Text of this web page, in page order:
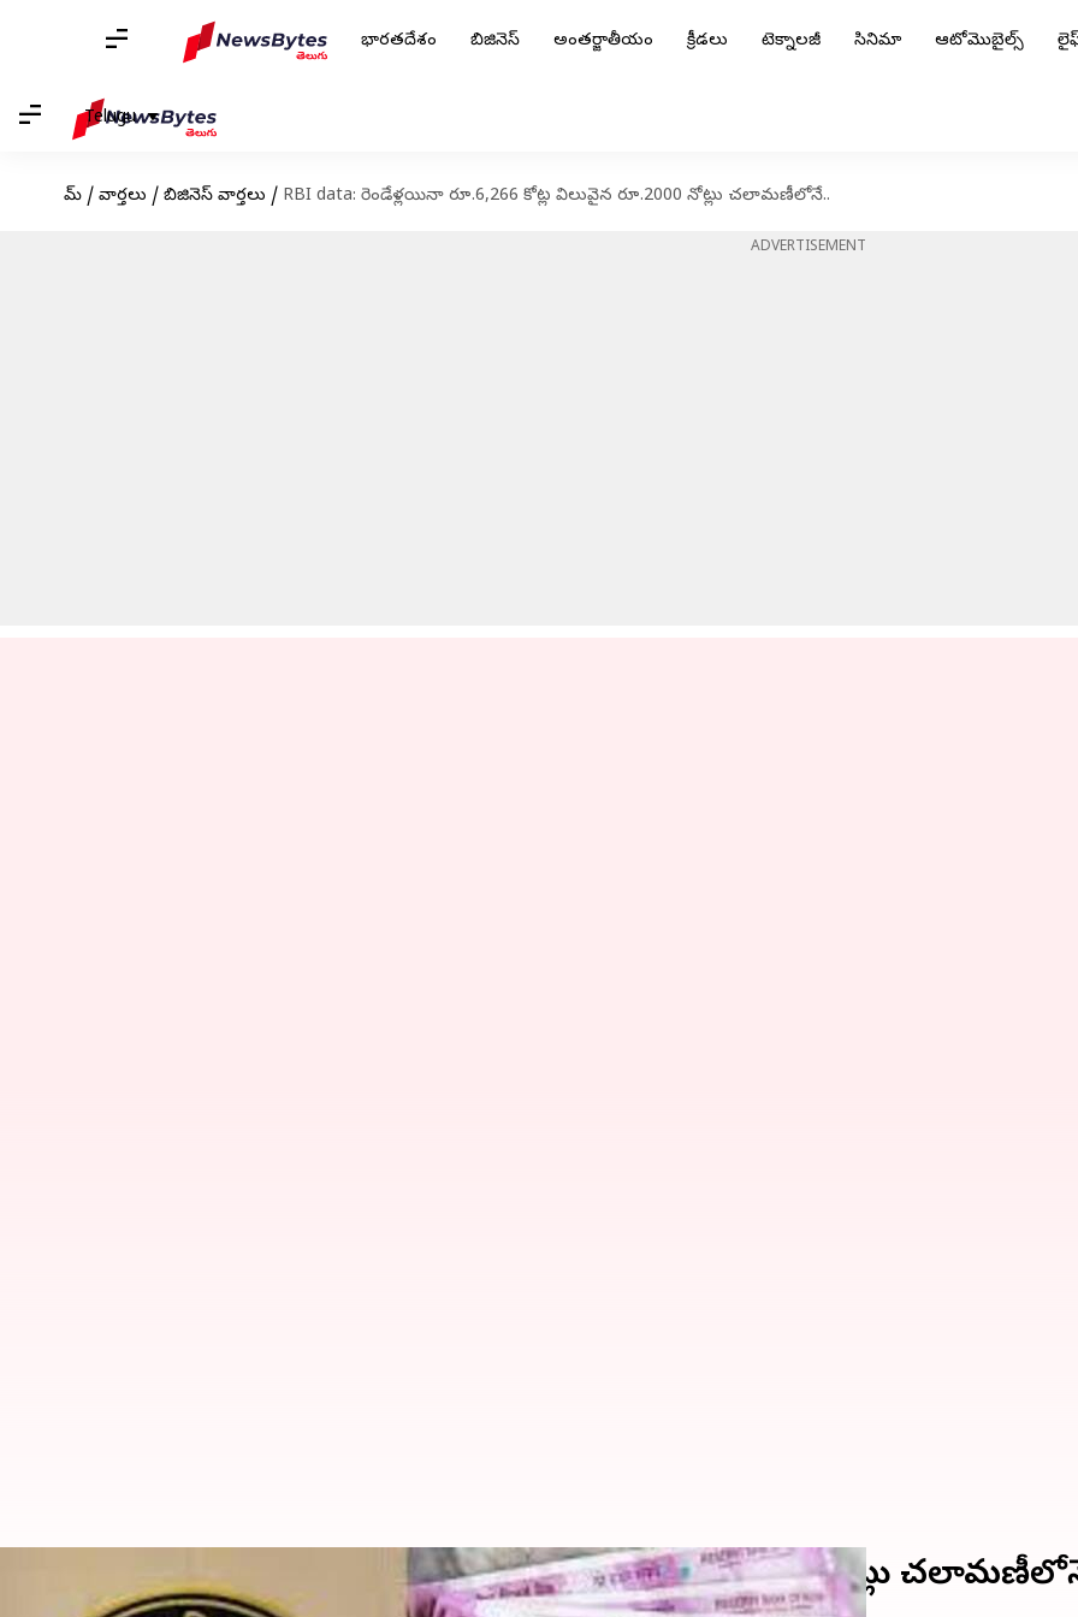
భారతదేశం బిజినెస్ అంతర్జాతీయం క్రీడలు టెక్నాలజీ సినిమా ఆటోమొబైల్స్
Telugu
హోమ్ / వార్తలు / బిజినెస్ వార్తలు / RBI data: రెండేళ్లయినా రూ.6,266 కోట్ల విలువైన రూ.2000 నోట్లు చలామణీలోనే..
ADVERTISEMENT
RBI data: రెండేళ్లయినా రూ.6,266 కోట్ల విలువైన రూ.2000 నోట్లు